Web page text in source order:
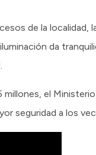
de la localidad,
da
el
seguridad a los